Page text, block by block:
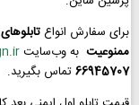
برای سفارش انواع
ممنوعیت به وب‌سایت
66945707تماس بگیرید.